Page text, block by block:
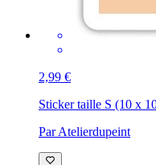
2,99 €
Sticker taille S (10 x
Par Atelierdupeint